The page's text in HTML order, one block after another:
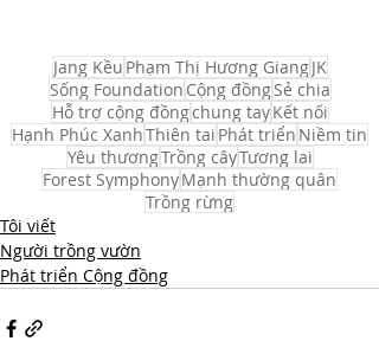
Jang Kều Phạm Thị Hương GiangJK
Sống Foundation Cộng đồngSẻ chia
Hỗ trợ cộng đồngchung tayKết nối
Hạnh Phúc XanhThiên tai Phát triển Niềm tin
Yêu thươngTrồng câyTương lai
Forest SymphonyMạnh thường quân
Trồng rừng
Tôi viết
Người trồng vườn
Phát triển Cộng đồng